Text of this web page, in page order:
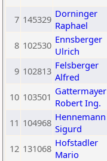
7 145329 Dorninger
Raphael
8 102530 Ennsberger
Ulrich
9 102813 Felsberger
Alfred
10 103501 Gattermayer
Robert Ing.
11 104968 Hennemann
Sigurd
12 131068 Hofstadler
Mario